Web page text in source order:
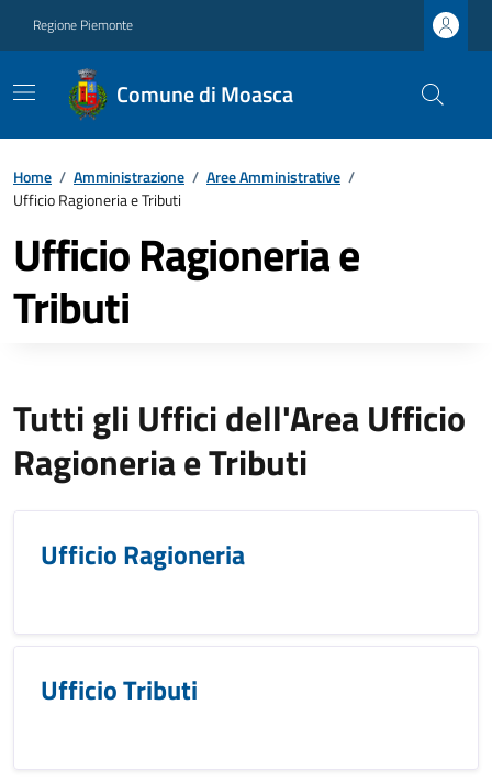
Regione Piemonte
Comune di Moasca
Home / Amministrazione / Aree Amministrative /
Ufficio Ragioneria e Tributi
Ufficio Ragioneria e
Tributi
Tutti gli Uffici dell'Area Ufficio
Ragioneria e Tributi
Ufficio Ragioneria
Ufficio Tributi